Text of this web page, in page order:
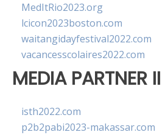
MedItRio2023.org
lcicon2023boston.com
waitangidayfestival2022.com
vacancesscolaires2022.com
MEDIA PARTNER II
isth2022.com
p2b2pabi2023-makassar.com